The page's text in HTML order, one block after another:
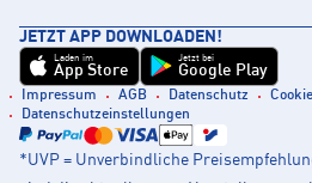
JETZT APP DOWNLOADEN!
Laden im
App Store
Jetzt bei
Google Play
Impressum AGB Datenschutz
Datenschutzeinstellungen
*UVP = Unverbindliche